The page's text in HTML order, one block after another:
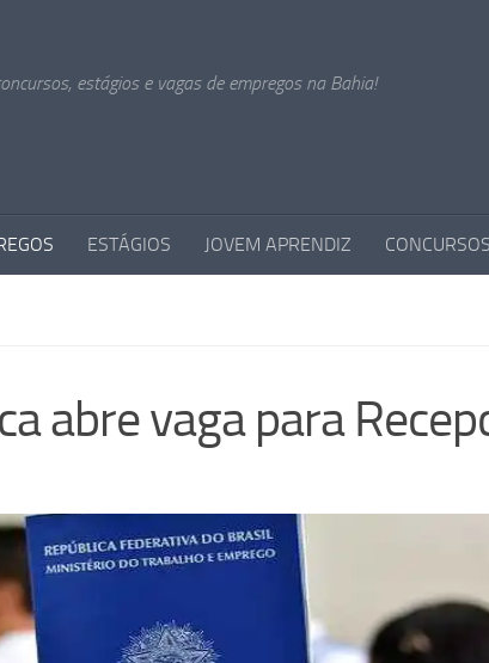
estágios e vagas de empregos na Bahia!
ESTÁGIOS JOVEM APRENDIZ CONCURSOS
abre vaga para